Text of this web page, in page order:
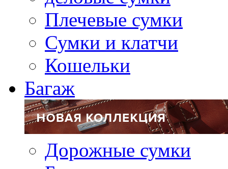
Плечевые сумки
Сумки и клатчи
Кошельки
Багаж
Дорожные сумки